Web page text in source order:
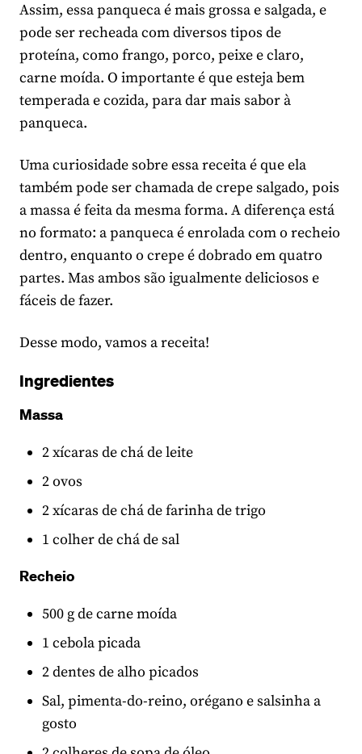
Assim, essa panqueca é mais grossa e salgada, e
pode ser recheada com diversos tipos de
proteína, como frango, porco, peixe e claro,
carne moída. O importante é que esteja bem
temperada e cozida, para dar mais sabor à
panqueca.
Uma curiosidade sobre essa receita é que ela
também pode ser chamada de crepe salgado, pois
a massa é feita da mesma forma. A diferença está
no formato: a panqueca é enrolada com o recheio
dentro, enquanto o crepe é dobrado em quatro
partes. Mas ambos são igualmente deliciosos e
fáceis de fazer.
Desse modo, vamos a receita!
Ingredientes
Massa
2 xícaras de chá de leite
2 ovos
2 xícaras de chá de farinha de trigo
1 colher de chá de sal
Recheio
500 g de carne moída
1 cebola picada
2 dentes de alho picados
Sal, pimenta-do-reino, orégano e salsinha a
gosto